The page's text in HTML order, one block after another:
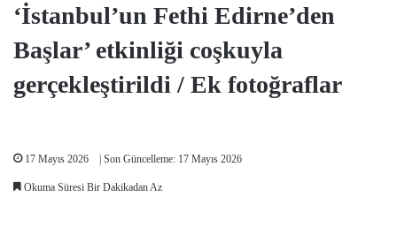
‘İstanbul’un Fethi Edirne’den
Başlar’ etkinliği coşkuyla
gerçekleştirildi / Ek fotoğraflar
17 Mayıs 2026 | Son Güncelleme: 17 Mayıs 2026
Okuma Süresi Bir Dakikadan Az